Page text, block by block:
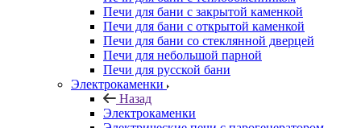
Печи для бани с закрытой каменкой
Печи для бани с открытой каменкой
Печи для бани со стеклянной дверцей
Печи для небольшой парной
Печи для русской бани
Электрокаменки
Назад
Электрокаменки